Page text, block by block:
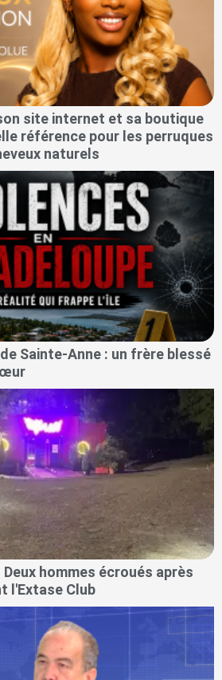
site internet et sa boutique
référence pour les perruques
naturels
Sainte-Anne : un frère blessé
hommes écroués après
l'Extase Club